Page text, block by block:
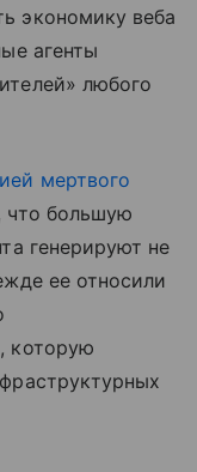
экономику веба
агенты
любого
мертвого
большую
генерируют не
ее относили
которую